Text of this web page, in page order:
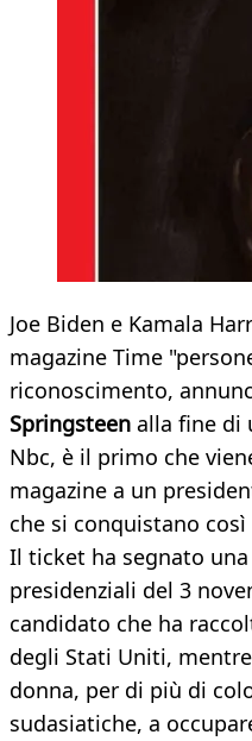
Joe Biden e Kamala
magazine Time
riconoscimento,
Springsteen alla fine di
Nbc, è il primo che
magazine a un
che si conquistano
Il ticket ha segnato
presidenziali del 3
candidato che ha
degli Stati Uniti,
donna, per di più di
sudasiatiche, a